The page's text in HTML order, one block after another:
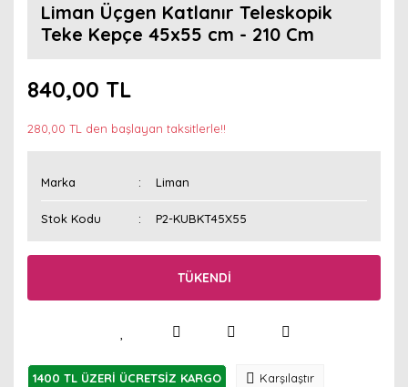
Liman Üçgen Katlanır Teleskopik
Teke Kepçe 45x55 cm - 210 Cm
840,00 TL
280,00 TL den başlayan taksitlerle!!
Marka Liman
Stok Kodu P2-KUBKT45X55
TÜKENDİ
1400 TL ÜZERİ ÜCRETSİZ KARGO Karşılaştır